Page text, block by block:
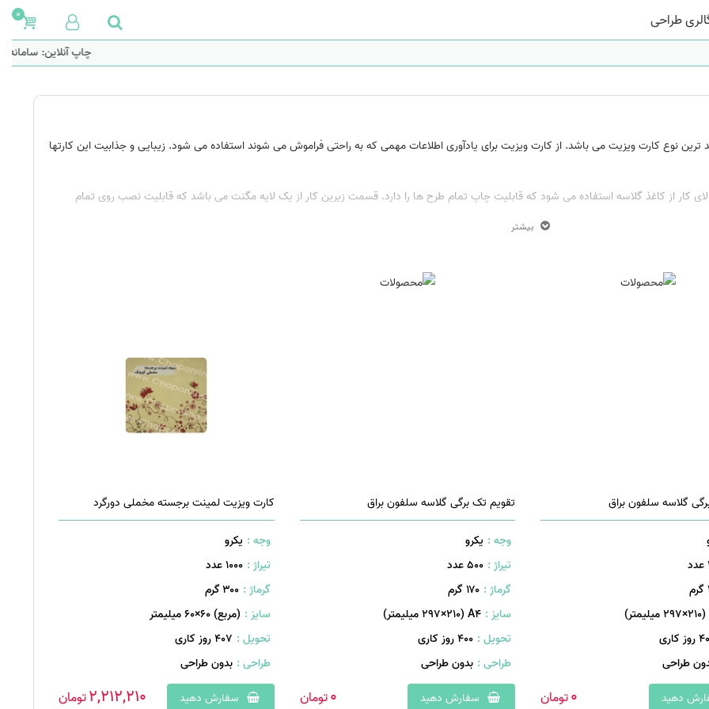
طراحی 0
چاپ آنلاین: سامانه
نوع کارت ویزیت می باشد. از کارت ویزیت برای یادآوری اطلاعات مهمی که به راحتی فراموش می شوند استفاده می شود. زیبایی و جذابیت این کارتها
شده است. قسمت بالای کار از کاغذ گلاسه استفاده می شود که قابلیت چاپ تمام طرح ها را دارد. قسمت زیرین کار از یک لایه مگنت می باشد که قابلیت نصب روی تمام
محصول یک لایه سلفون براق روی کار کشیده می شود. بعد از مراحله سلفون کشی لایه کاغذ در دستگاه پرس حرارتی قرار گرفته و دو لایه کاغذ و مگنت به
یخچال فریزر و… و همچنین در ادارات بر روی قفسه ها، تابلوهای اعلانات و دیگر اماکن به وفور استفاده می شود. استفاده از کارت ویزیت آهنربایی یا
فست فود ها ،فروشگاهها و مغازه ها می توانند گزینه مناسبی باشد.
بودن است.
به چاپ مجدد کارت و ارسال نمی باشد .
استفاده در چاپ و تولید جعبه مناسب باشد؟
پارگی ها و خرابی ها نشوند،
بیشتر
گلاسه سلفون براق
کاری
طراحی
دهید
0تومان
تقویم تک برگی گلاسه سلفون براق
وجه : یکرو
تیراژ : 500 عدد
گرماژ : ۱۷۰ گرم
سایز : A۴ (۲۹۷×۲۱۰ میلیمتر)
تحویل : 400 روز کاری
طراحی : بدون طراحی
سفارش دهید
0تومان
کارت ویزیت لمینت برجسته مخملی دورگرد
وجه : یکرو
تیراژ : 1000 عدد
گرماژ : ۳۰۰ گرم
سایز : (مربع) 60×60 میلیمتر
تحویل : 407 روز کاری
طراحی : بدون طراحی
سفارش دهید
2,212,210تومان